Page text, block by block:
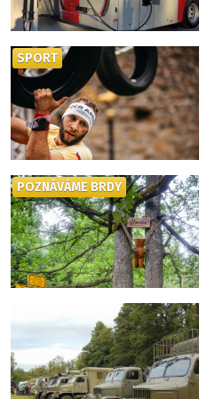
SPORT
POZNÁVÁME BRDY